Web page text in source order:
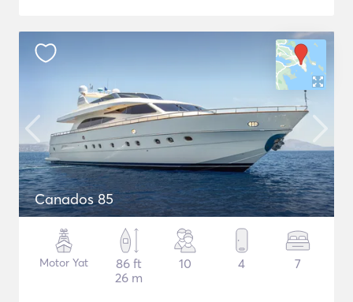
Canados 85
Motor Yat
86 ft
26 m
10 4 7